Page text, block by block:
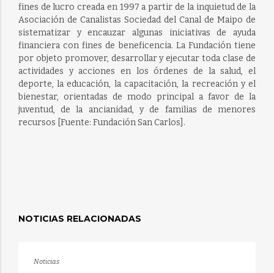
fines de lucro creada en 1997 a partir de la inquietud de la
Asociación de Canalistas Sociedad del Canal de Maipo de
sistematizar y encauzar algunas iniciativas de ayuda
financiera con fines de beneficencia. La Fundación tiene
por objeto promover, desarrollar y ejecutar toda clase de
actividades y acciones en los órdenes de la salud, el
deporte, la educación, la capacitación, la recreación y el
bienestar, orientadas de modo principal a favor de la
juventud, de la ancianidad, y de familias de menores
recursos [Fuente: Fundación San Carlos].
NOTICIAS RELACIONADAS
Noticias